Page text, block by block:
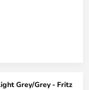
Grey/Grey - Fritz